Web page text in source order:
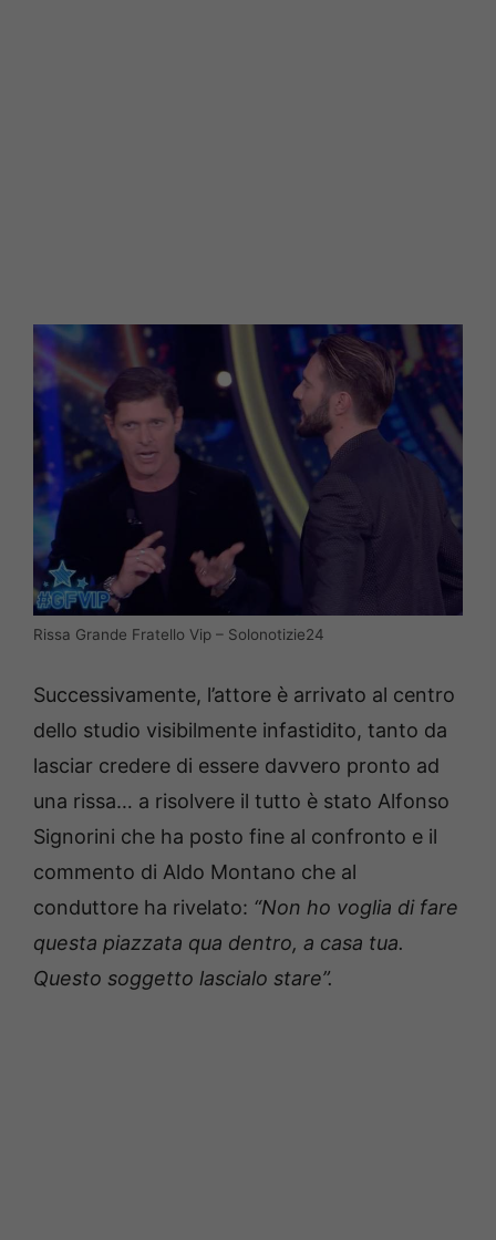
Rissa Grande Fratello Vip – Solonotizie24
Successivamente, l’attore è arrivato al centro
dello studio visibilmente infastidito, tanto da
lasciar credere di essere davvero pronto ad
una rissa… a risolvere il tutto è stato Alfonso
Signorini che ha posto fine al confronto e il
commento di Aldo Montano che al
conduttore ha rivelato: “Non ho voglia di fare
questa piazzata qua dentro, a casa tua.
Questo soggetto lascialo stare”.